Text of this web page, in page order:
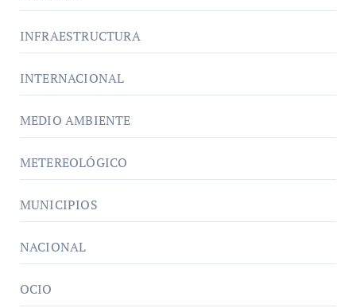
INFRAESTRUCTURA
INTERNACIONAL
MEDIO AMBIENTE
METEREOLÓGICO
MUNICIPIOS
NACIONAL
OCIO